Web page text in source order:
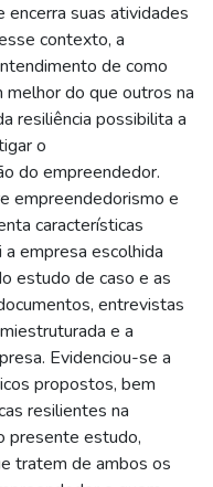
suas atividades
contexto, a
de como
do que outros na
resiliência possibilita a
o
do empreendedor.
empreendedorismo e
características
empresa escolhida
estudo de caso e as
entrevistas
e a
Evidenciou-se a
propostos, bem
resilientes na
presente estudo,
tratem de ambos os